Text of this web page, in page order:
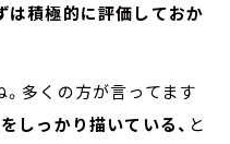
は積極的に評価しておか
。多くの方が言ってます
しっかり描いている、 と